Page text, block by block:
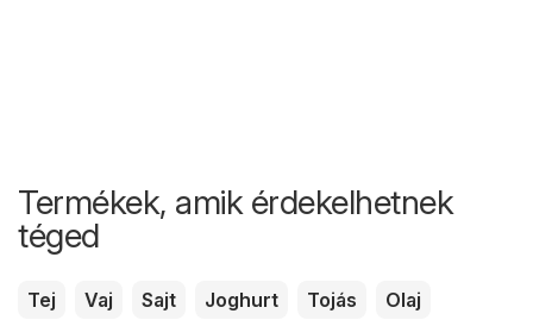
Termékek, amik érdekelhetnek
téged
Tej Vaj Sajt Joghurt Tojás
Olaj